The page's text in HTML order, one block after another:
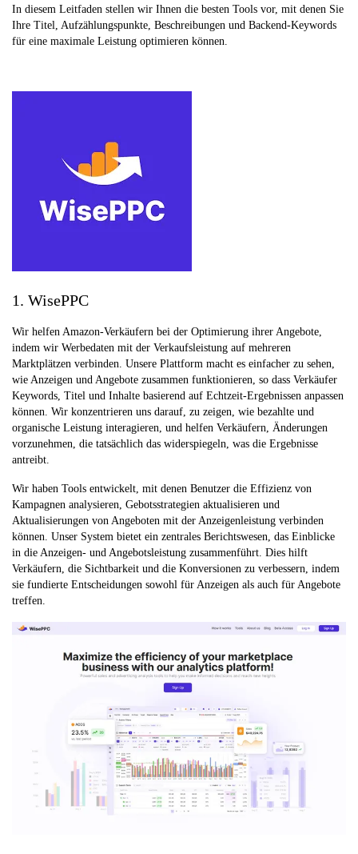
In diesem Leitfaden stellen wir Ihnen die besten Tools vor, mit denen Sie
Ihre Titel, Aufzählungspunkte, Beschreibungen und Backend-Keywords
für eine maximale Leistung optimieren können.
1. WisePPC
Wir helfen Amazon-Verkäufern bei der Optimierung ihrer Angebote,
indem wir Werbedaten mit der Verkaufsleistung auf mehreren
Marktplätzen verbinden. Unsere Plattform macht es einfacher zu sehen,
wie Anzeigen und Angebote zusammen funktionieren, so dass Verkäufer
Keywords, Titel und Inhalte basierend auf Echtzeit-Ergebnissen anpassen
können. Wir konzentrieren uns darauf, zu zeigen, wie bezahlte und
organische Leistung interagieren, und helfen Verkäufern, Änderungen
vorzunehmen, die tatsächlich das widerspiegeln, was die Ergebnisse
antreibt.
Wir haben Tools entwickelt, mit denen Benutzer die Effizienz von
Kampagnen analysieren, Gebotsstrategien aktualisieren und
Aktualisierungen von Angeboten mit der Anzeigenleistung verbinden
können. Unser System bietet ein zentrales Berichtswesen, das Einblicke
in die Anzeigen- und Angebotsleistung zusammenführt. Dies hilft
Verkäufern, die Sichtbarkeit und die Konversionen zu verbessern, indem
sie fundierte Entscheidungen sowohl für Anzeigen als auch für Angebote
treffen.